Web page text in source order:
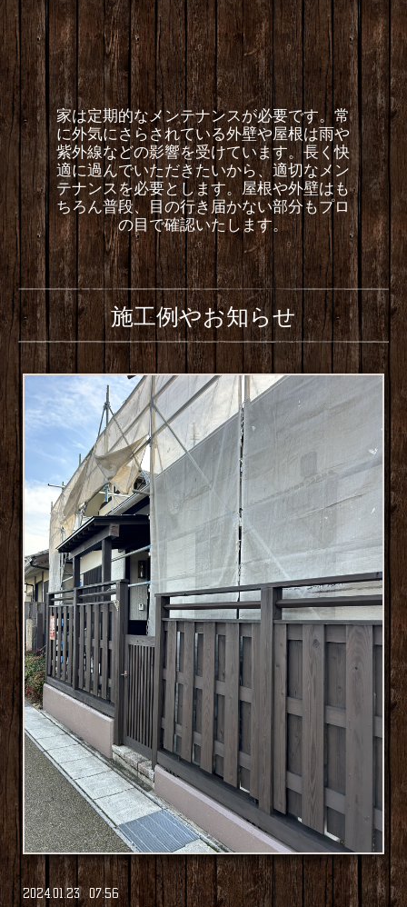
家は定期的なメンテナンスが必要です。常
に外気にさらされている外壁や屋根は雨や
紫外線などの影響を受けています。長く快
適に過んでいただきたいから、適切なメン
テナンスを必要とします。屋根や外壁はも
ちろん普段、目の行き届かない部分もプロ
の目で確認いたします。
施工例やお知らせ
2024.01.23 07:56